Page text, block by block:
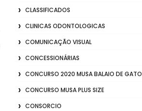
CLASSIFICADOS
CLINICAS ODONTOLOGICAS
COMUNICAÇÃO VISUAL
CONCESSIONÁRIAS
CONCURSO 2020 MUSA BALAIO DE GATO
CONCURSO MUSA PLUS SIZE
CONSORCIO